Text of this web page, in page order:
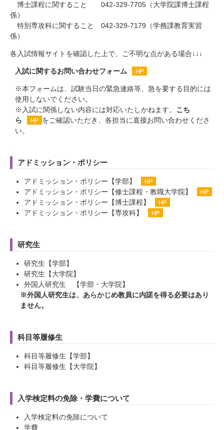
博士課程に関すること 042-329-7705（大学院課博士課程
係）
特別専攻科に関すること 042-329-7179（学務課教育実習
係）
各入試情報サイトを確認した上で、ご不明な点がある場合↓↓↓
入試に関するお問い合わせフォーム
※本フォームは、試験当日の緊急連絡等、急を要する目的には
使用しないでください。
※入試に関係しない内容には対応いたしかねます。 こち
ら
をご確認いただき、各担当に直接お問い合わせくださ
い。
アドミッション・ポリシー
アドミッション・ポリシー【学部】
アドミッション・ポリシー【修士課程・教職大学院】
アドミッション・ポリシー【博士課程】
アドミッション・ポリシー【専攻科】
研究生
研究生【学部】
研究生【大学院】
外国人研究生 【学部・大学院】
※外国人研究生は、あらかじめ教員に内諾を得る必要はあり
ません。
科目等履修生
科目等履修生【学部】
科目等履修生【大学院】
入学検定料の免除・学費について
入学検定料の免除について
学費